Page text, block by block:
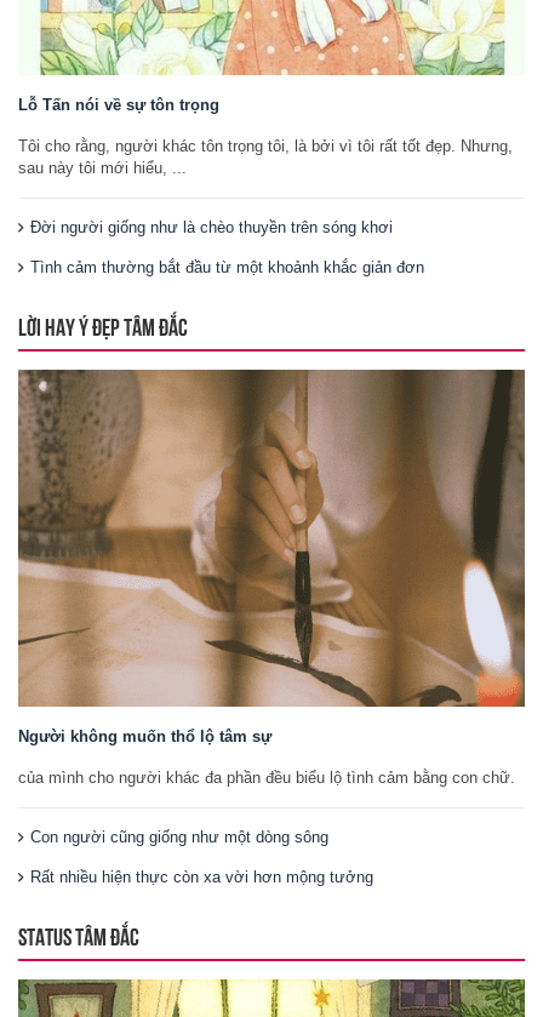
Lỗ Tấn nói về sự tôn trọng
Tôi cho rằng, người khác tôn trọng tôi, là bởi vì tôi rất tốt đẹp. Nhưng,
sau này tôi mới hiểu, ...
Đời người giống như là chèo thuyền trên sóng khơi
Tình cảm thường bắt đầu từ một khoảnh khắc giản đơn
LỜI HAY Ý ĐẸP TÂM ĐẮC
Người không muốn thổ lộ tâm sự
của mình cho người khác đa phần đều biểu lộ tình cảm bằng con chữ.
Con người cũng giống như một dòng sông
Rất nhiều hiện thực còn xa vời hơn mộng tưởng
STATUS TÂM ĐẮC